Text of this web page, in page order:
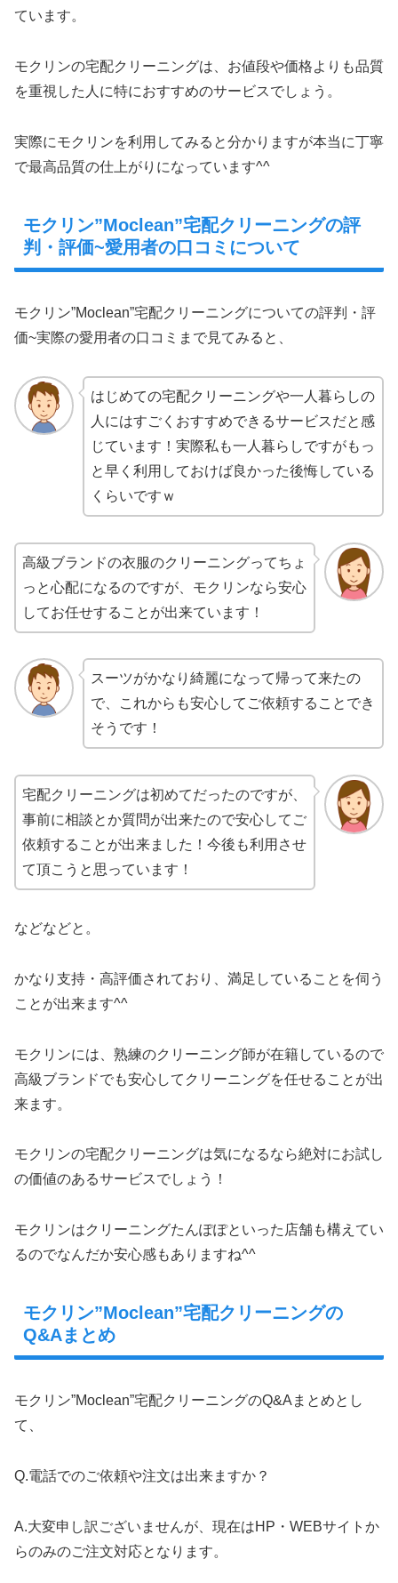
ています。
モクリンの宅配クリーニングは、お値段や価格よりも品質
を重視した人に特におすすめのサービスでしょう。
実際にモクリンを利用してみると分かりますが本当に丁寧
で最高品質の仕上がりになっています^^
モクリン”Moclean”宅配クリーニングの評
判・評価~愛用者の口コミについて
モクリン”Moclean”宅配クリーニングについての評判・評
価~実際の愛用者の口コミまで見てみると、
はじめての宅配クリーニングや一人暮らしの
人にはすごくおすすめできるサービスだと感
じています！実際私も一人暮らしですがもっ
と早く利用しておけば良かった後悔している
くらいですｗ
高級ブランドの衣服のクリーニングってちょ
っと心配になるのですが、モクリンなら安心
してお任せすることが出来ています！
スーツがかなり綺麗になって帰って来たの
で、これからも安心してご依頼することでき
そうです！
宅配クリーニングは初めてだったのですが、
事前に相談とか質問が出来たので安心してご
依頼することが出来ました！今後も利用させ
て頂こうと思っています！
などなどと。
かなり支持・高評価されており、満足していることを伺う
ことが出来ます^^
モクリンには、熟練のクリーニング師が在籍しているので
高級ブランドでも安心してクリーニングを任せることが出
来ます。
モクリンの宅配クリーニングは気になるなら絶対にお試し
の価値のあるサービスでしょう！
モクリンはクリーニングたんぽぽといった店舗も構えてい
るのでなんだか安心感もありますね^^
モクリン”Moclean”宅配クリーニングの
Q&Aまとめ
モクリン”Moclean”宅配クリーニングのQ&Aまとめとし
て、
Q.電話でのご依頼や注文は出来ますか？
A.大変申し訳ございませんが、現在はHP・WEBサイトか
らのみのご注文対応となります。